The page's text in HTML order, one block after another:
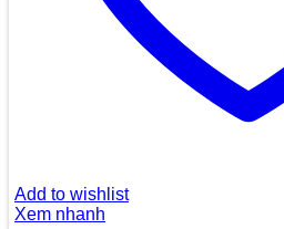
Add to wishlist
Xem nhanh